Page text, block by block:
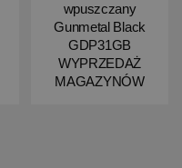
wpuszczany
Gunmetal Black
GDP31GB
WYPRZEDAŻ
MAGAZYNÓW